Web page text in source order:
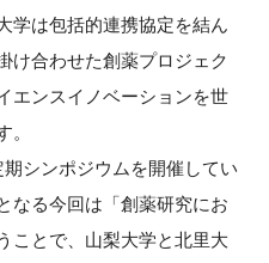
る
学は包括的連携協定を結ん
け合わせた創薬プロジェク
エンスイノベーションを世
。
シンポジウムを開催してい
なる今回は「創薬研究にお
ことで、山梨大学と北里大